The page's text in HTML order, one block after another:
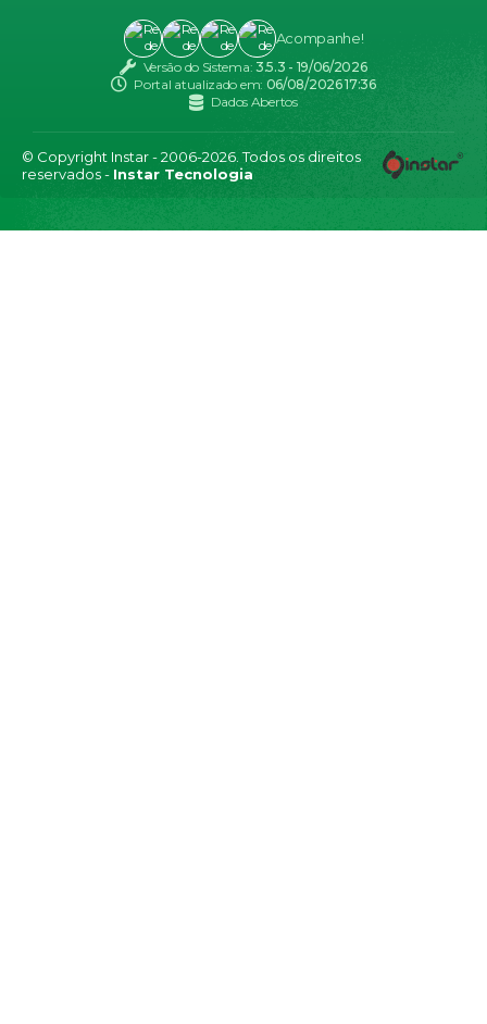
Versão do Sistema: 3.5.3 - 19/06/2026
Portal atualizado em: 06/08/2026 17:36
Dados Abertos
Acompanhe!
© Copyright Instar - 2006-2026. Todos os direitos
reservados - Instar Tecnologia